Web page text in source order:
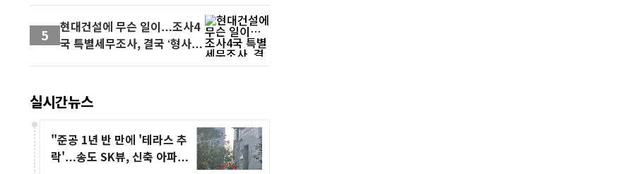
5
현대건설에 무슨 일이…조사4
국 특별세무조사, 결국 ‘형사
실시간뉴스
"준공 1년 반 만에 '테라스 추
락'…송도 SK뷰, 신축 아파트